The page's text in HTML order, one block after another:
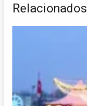
Relacionados